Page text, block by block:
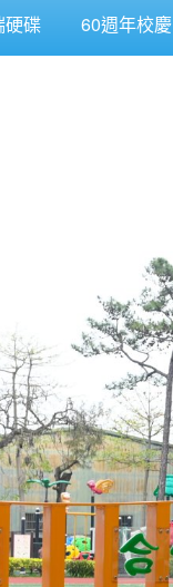
硬碟 60週年校慶